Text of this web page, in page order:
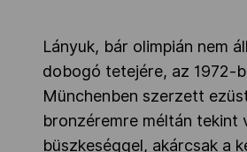
Lányuk, bár olimpián nem
dobogó tetejére, az 1972-
Münchenben szerzett
bronzéremre méltán tekint
büszkeséggel, akárcsak a